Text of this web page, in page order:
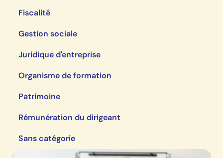
Fiscalité
Gestion sociale
Juridique d'entreprise
Organisme de formation
Patrimoine
Rémunération du dirigeant
Sans catégorie